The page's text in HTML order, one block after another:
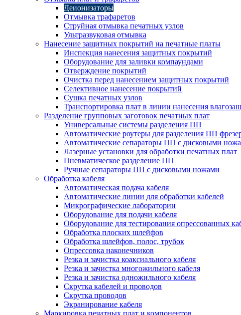
Деионизаторы
Отмывка трафаретов
Струйная отмывка печатных узлов
Ультразвуковая отмывка
Нанесение защитных покрытий на печатные платы
Инспекция нанесения защитных покрытий
Оборудование для заливки компаундами
Отверждение покрытий
Очистка перед нанесением защитных покрытий
Селективное нанесение покрытий
Сушка печатных узлов
Транспортировка плат в линии нанесения
Разделение групповых заготовок печатных плат
Универсальные системы разделения ПП
Автоматические роутеры для разделения ПП
Автоматические сепараторы ПП с дисковыми
Лазерные установки для обработки печатных плат
Пневматическое разделение ПП
Ручные сепараторы ПП с дисковыми ножами
Обработка кабеля
Автоматическая подача кабеля
Автоматические линии для обработки кабелей
Микрографические лаборатории
Оборудование для подачи кабеля
Оборудование для тестирования опрессованных
Обработка плоских шлейфов
Обработка шлейфов, полос, трубок
Опрессовка наконечников
Резка и зачистка коаксиального кабеля
Резка и зачистка многожильного кабеля
Резка и зачистка одножильного кабеля
Скрутка кабелей и проводов
Скрутка проводов
Экранирование кабеля
Маркировка печатных плат и компонентов